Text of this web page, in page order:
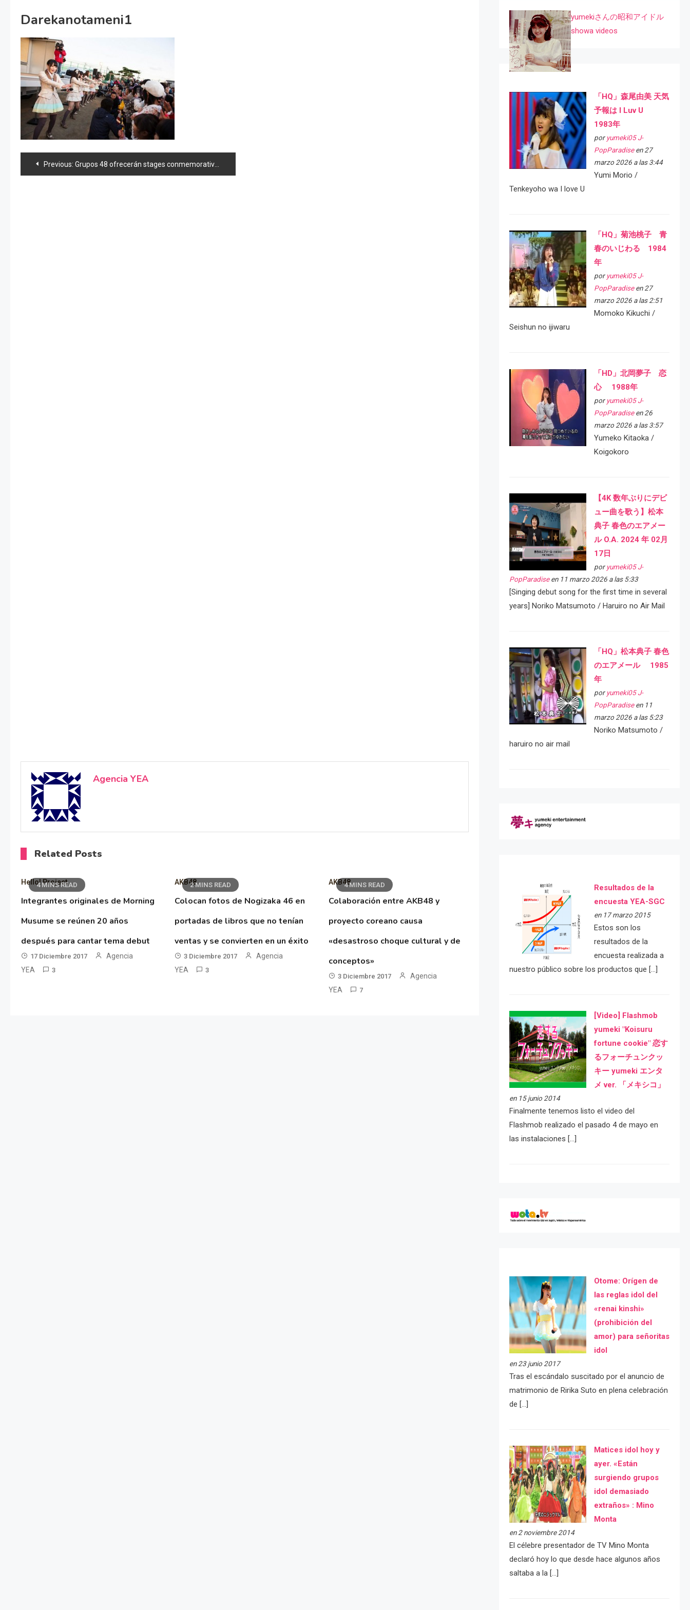
Darekanotameni1
Navegación
Previous: Grupos 48 ofrecerán stages conmemorativos del 3/11
Agencia YEA
Related Posts
4 MINS READ
Hello! Project
Integrantes originales de Morning
Musume se reúnen 20 años
después para cantar tema debut
17 Diciembre 2017
Agencia
YEA
3
2 MINS READ
AKB48
Colocan fotos de Nogizaka 46 en
portadas de libros que no tenían
ventas y se convierten en un éxito
3 Diciembre 2017
Agencia
YEA
3
4 MINS READ
AKB48
Colaboración entre AKB48 y
proyecto coreano causa
«desastroso choque cultural y de
conceptos»
3 Diciembre 2017
Agencia
YEA
7
yumekiさんの昭和アイドル
showa videos
「HQ」森尾由美 天気
予報は I Luv U
1983年
por yumeki05 J-
PopParadiseen 27
marzo 2026 a las 3:44
Yumi Morio /
Tenkeyoho wa I love U
「HQ」菊池桃子 青
春のいじわる 1984
年
por yumeki05 J-
PopParadiseen 27
marzo 2026 a las 2:51
Momoko Kikuchi /
Seishun no ijiwaru
「HD」北岡夢子 恋
心 1988年
por yumeki05 J-
PopParadiseen 26
marzo 2026 a las 3:57
Yumeko Kitaoka /
Koigokoro
【4K 数年ぶりにデビ
ュー曲を歌う】松本
典子 春色のエアメー
ル O.A. 2024 年 02月
17日
por yumeki05 J-
PopParadiseen 11 marzo 2026 a las 5:33
[Singing debut song for the first time in several
years] Noriko Matsumoto / Haruiro no Air Mail
「HQ」松本典子 春色
のエアメール 1985
年
por yumeki05 J-
PopParadiseen 11
marzo 2026 a las 5:23
Noriko Matsumoto /
haruiro no air mail
Resultados de la
encuesta YEA-SGC
en 17 marzo 2015
Estos son los
resultados de la
encuesta realizada a
nuestro público sobre los productos que […]
[Video] Flashmob
yumeki "Koisuru
fortune cookie" 恋す
るフォーチュンクッ
キー yumeki エンタ
メ ver. 「メキシコ」
en 15 junio 2014
Finalmente tenemos listo el video del
Flashmob realizado el pasado 4 de mayo en
las instalaciones […]
Otome: Orígen de
las reglas idol del
«renai kinshi»
(prohibición del
amor) para señoritas
idol
en 23 junio 2017
Tras el escándalo suscitado por el anuncio de
matrimonio de Ririka Suto en plena celebración
de […]
Matices idol hoy y
ayer. «Están
surgiendo grupos
idol demasiado
extraños» : Mino
Monta
en 2 noviembre 2014
El célebre presentador de TV Mino Monta
declaró hoy lo que desde hace algunos años
saltaba a la […]